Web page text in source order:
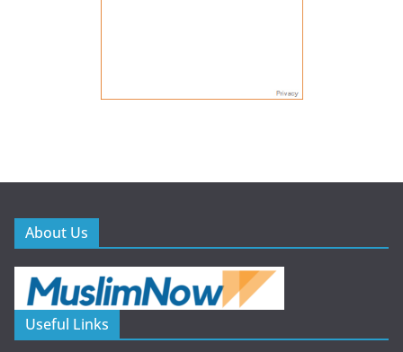
About Us
Useful Links